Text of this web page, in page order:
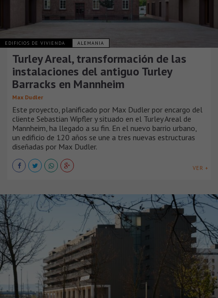
EDIFICIOS DE VIVIENDA ALEMANIA
Turley Areal, transformación de las
instalaciones del antiguo Turley
Barracks en Mannheim
Max Dudler
Este proyecto, planificado por Max Dudler por encargo del
cliente Sebastian Wipfler y situado en el Turley Areal de
Mannheim, ha llegado a su fin. En el nuevo barrio urbano,
un edificio de 120 años se une a tres nuevas estructuras
diseñadas por Max Dudler.
VER +